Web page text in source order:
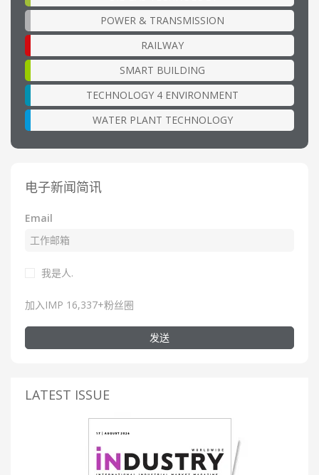
POWER & TRANSMISSION
RAILWAY
SMART BUILDING
TECHNOLOGY 4 ENVIRONMENT
WATER PLANT TECHNOLOGY
电子新闻简讯
Email
我是人.
加入IMP 16,337+粉丝圈
发送
LATEST ISSUE